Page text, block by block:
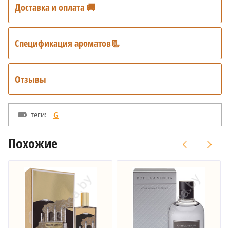
Доставка и оплата 🚚
Спецификация ароматов📃
Отзывы
теги: G
Похожие